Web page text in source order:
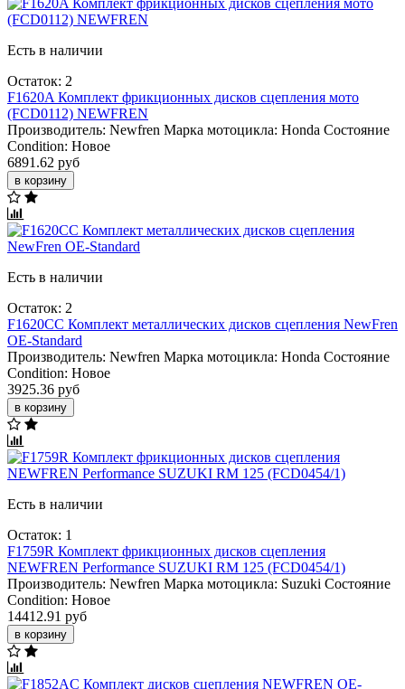
Есть в наличии
Остаток: 2
F1620A Комплект фрикционных дисков сцепления мото
(FCD0112) NEWFREN
Производитель: Newfren Марка мотоцикла: Honda Состояние
Condition: Новое
6891.62 руб
в корзину
Есть в наличии
Остаток: 2
F1620CC Комплект металлических дисков сцепления NewFren
OE-Standard
Производитель: Newfren Марка мотоцикла: Honda Состояние
Condition: Новое
3925.36 руб
в корзину
Есть в наличии
Остаток: 1
F1759R Комплект фрикционных дисков сцепления
NEWFREN Performance SUZUKI RM 125 (FCD0454/1)
Производитель: Newfren Марка мотоцикла: Suzuki Состояние
Condition: Новое
14412.91 руб
в корзину